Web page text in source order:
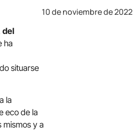
10 de noviembre de 2022
del
ha
situarse
la
eco de la
mismos y a